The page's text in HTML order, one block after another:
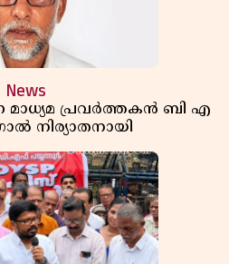
News
മാധ്യമ പ്രവർത്തകൻ ബി എ
നിര്യാതനായി